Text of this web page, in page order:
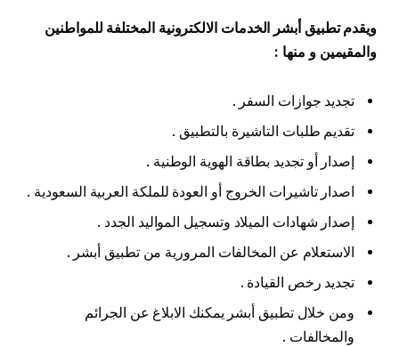
ويقدم تطبيق أبشر الخدمات الالكترونية المختلفة للمواطنين
والمقيمين و منها :
تجديد جوازات السفر .
تقديم طلبات التاشيرة بالتطبيق .
إصدار أو تجديد بطاقة الهوية الوطنية .
اصدار تاشيرات الخروج أو العودة للملكة العربية السعودية .
إصدار شهادات الميلاد وتسجيل المواليد الجدد .
الاستعلام عن المخالفات المرورية من تطبيق أبشر .
تجديد رخص القيادة .
ومن خلال تطبيق أبشر يمكنك الابلاغ عن الجرائم
والمخالفات .